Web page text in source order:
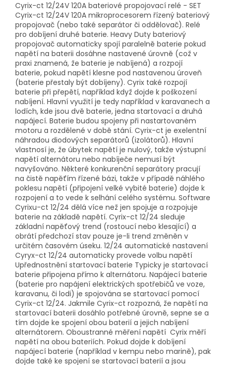
Cyrix-ct 12/24V 120A bateriové propojovací relé - SET
Cyrix-ct 12/24V 120A mikroprocesorem řízený bateriový
propojovač (nebo také separátor či oddělovač). Relé
pro dobíjení druhé baterie. Heavy Duty bateriový
propojovač automaticky spojí paralelně baterie pokud
napětí na baterii dosáhne nastavené úrovně (což v
praxi znamená, že baterie je nabíjená) a rozpojí
baterie, pokud napětí klesne pod nastavenou úroveň
(baterie přestaly být dobíjeny). Cyrix také rozpojí
baterie při přepětí, například když dojde k poškození
nabíjení. Hlavní využití je tedy například v karavanech a
lodích, kde jsou dvě baterie, jedna startovací a druhá
napájecí. Baterie budou spojeny při nastartovaném
motoru a rozdělené v době stání. Cyrix-ct je exelentní
náhradou diodových separátorů (izolátorů). Hlavní
vlastnosí je, že úbytek napětí je nulový, takže výstupní
napětí alternátoru nebo nabíječe nemusí být
navyšováno. Některé konkurenční separátory pracují
na čistě napěťím řízené bázi, takže v případě náhlého
poklesu napětí (připojení velké vybité baterie) dojde k
rozpojení a to vede k selhání celého systému. Software
Cyrixu-ct 12/24 dělá více než jen spojuje a rozpojuje
baterie na základě napětí. Cyrix-ct 12/24 sleduje
základní napěťový trend (rostoucí nebo klesající) a
obrátí předchozí stav pouze je-li trend změněn v
určitém časovém úseku. 12/24 automatické nastavení
Cyryx-ct 12/24 automaticky provede volbu napětí
Upřednostnění startovací baterie Typicky je startovací
baterie připojena přímo k alternátoru. Napájecí baterie
(baterie pro napájení elektrických spotřebičů ve voze,
karavanu, či lodi) je spojována se startovací pomocí
Cyrix-ct 12/24. Jakmile Cyrix-ct rozpozná, že napětí na
startovací baterii dosáhlo potřebné úrovně, sepne se a
tím dojde ke spojení obou baterií a jejich nabíjení
alternátorem. Oboustranné měření napětí Cyrix měří
napětí na obou bateriích. Pokud dojde k dobíjení
napájecí baterie (například v kempu nebo marině), pak
dojde také ke spojení se startovací baterií a jsou